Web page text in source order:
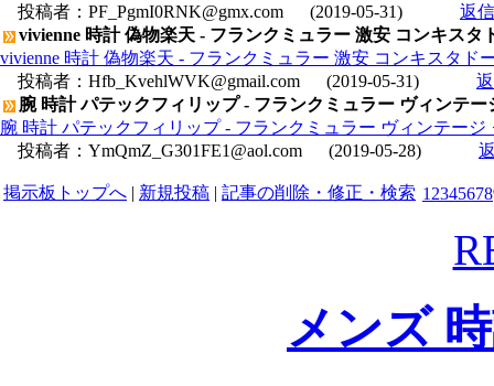
投稿者： PF_PgmI0RNK@gmx.com (2019-05-31)
返信
vivienne 時計 偽物楽天 - フランクミュラー 激安 コンキスタ
vivienne 時計 偽物楽天 - フランクミュラー 激安 コンキスタド
投稿者： Hfb_KvehlWVK@gmail.com (2019-05-31)
腕 時計 パテックフィリップ - フランクミュラー ヴィンテー
腕 時計 パテックフィリップ - フランクミュラー ヴィンテージ
投稿者： YmQmZ_G301FE1@aol.com (2019-05-28)
掲示板トップへ | 新規投稿 | 記事の削除・修正・検索 1 2345678
メンズ